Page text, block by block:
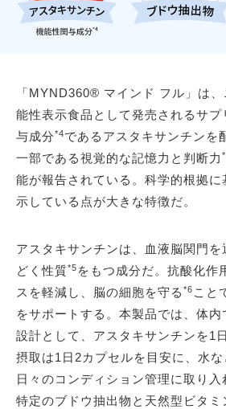
「MYND360® マインド フル」は
能性表示食品として発売されるサプ
与成分*4であるアスタキサンチンを
一部である視覚的な記憶力と判断力
能が報告されている。科学的根拠
示している点が大きな特徴だ。
アスタキサンチンは、血液脳関門を
どく性質*5 をもつ成分だ。抗酸化作
スを軽減し、脳の細胞を守る *6 こと
をサポートする。本製品では、体内
設計として、アスタキサンチンを1
摂取は1日2カプセルを目安に、水な
日々のコンディション管理に取り入
特定のブドウ抽出物と天然型ビタミ